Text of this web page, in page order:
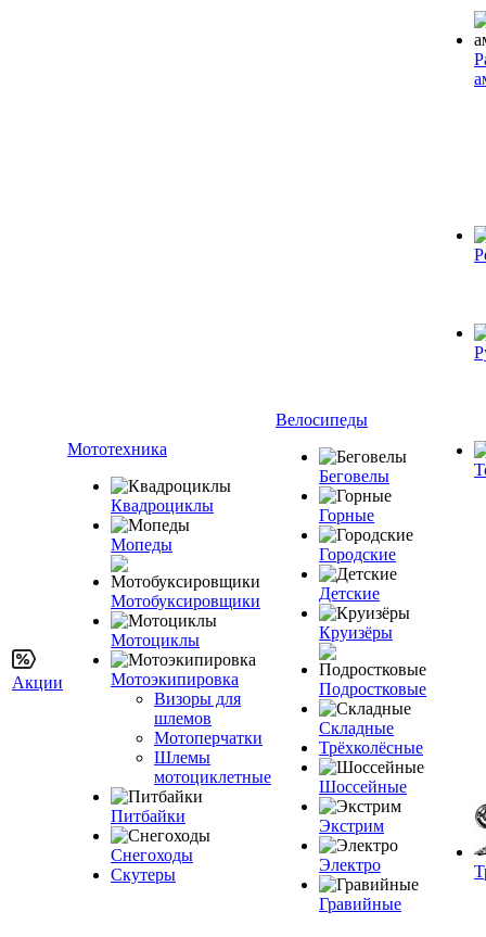
Акции
Мототехника
Квадроциклы
Мопеды
Мотобуксировщики
Мотоциклы
Мотоэкипировка
Визоры для
шлемов
Мотоперчатки
Шлемы
мотоциклетные
Питбайки
Снегоходы
Скутеры
Велосипеды
Беговелы
Горные
Городские
Детские
Круизёры
Подростковые
Складные
Трёхколёсные
Шоссейные
Экстрим
Электро
Гравийные